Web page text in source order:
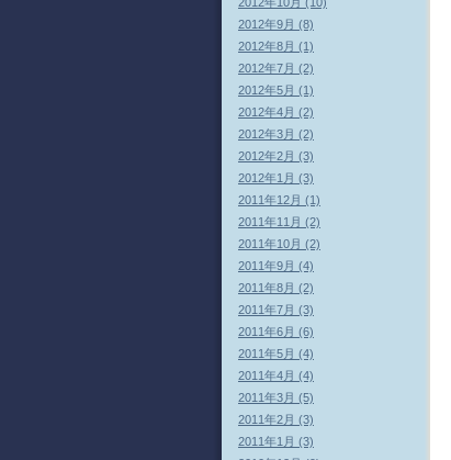
2012年9月 (8)
2012年8月 (1)
2012年7月 (2)
2012年5月 (1)
2012年4月 (2)
2012年3月 (2)
2012年2月 (3)
2012年1月 (3)
2011年12月 (1)
2011年11月 (2)
2011年10月 (2)
2011年9月 (4)
2011年8月 (2)
2011年7月 (3)
2011年6月 (6)
2011年5月 (4)
2011年4月 (4)
2011年3月 (5)
2011年2月 (3)
2011年1月 (3)